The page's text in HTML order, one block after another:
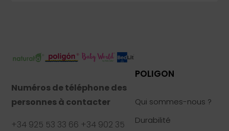
Numéros de téléphone des
personnes à contacter
+34 925 53 33 66 +34 902 35
POLIGON
Qui sommes-nous ?
Durabilité